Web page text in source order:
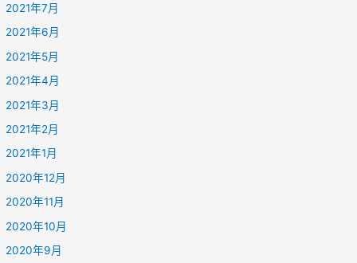
2021年7月
2021年6月
2021年5月
2021年4月
2021年3月
2021年2月
2021年1月
2020年12月
2020年11月
2020年10月
2020年9月